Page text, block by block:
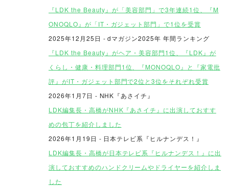
『LDK the Beauty』が「美容部門」で3年連続1位、『M
ONOQLO』が「IT・ガジェット部門」で1位を受賞
2025年12月25日 - dマガジン2025年 年間ランキング
『LDK the Beauty』がヘア・美容部門1位、『LDK』が
くらし・健康・料理部門1位、『MONOQLO』と『家電批
評』がIT・ガジェット部門で2位と3位をそれぞれ受賞
2026年1月7日 - NHK『あさイチ』
LDK編集長・高橋がNHK『あさイチ』に出演しておすす
めの包丁を紹介しました
2026年1月19日 - 日本テレビ系『ヒルナンデス！』
LDK編集長・高橋が日本テレビ系『ヒルナンデス！』に出
演しておすすめのハンドクリームやドライヤーを紹介しま
した